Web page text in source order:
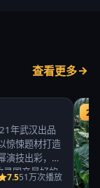
查看更多
年武汉出品
惊悚题材打造
技出彩，
国产最好的
7.551万次播放
2